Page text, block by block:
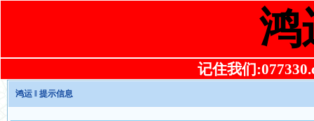
鸿
记住我们
鸿运 ‖ 提示信息